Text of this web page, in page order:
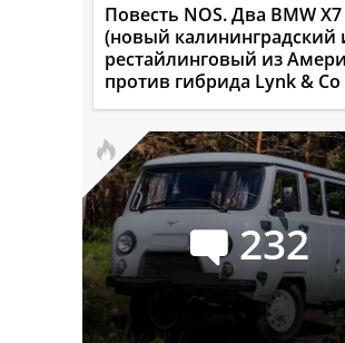
Повесть NOS. Два BMW X7
(новый калининградский
рестайлинговый из
против гибрида Lynk & Co
232